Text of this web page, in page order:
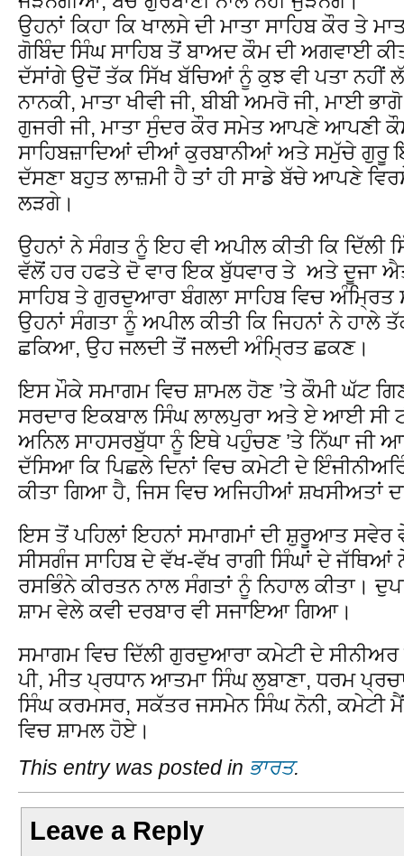
ਉਹਨਾਂ ਕਿਹਾ ਕਿ ਖਾਲਸੇ ਦੀ ਮਾਤਾ ਸਾਹਿਬ ਕੌਰ ਤੇ
ਗੋਬਿੰਦ ਸਿੰਘ ਸਾਹਿਬ ਤੋਂ ਬਾਅਦ ਕੌਮ ਦੀ ਅਗਵਾਈ
ਦੱਸਾਂਗੇ ਉਦੋਂ ਤੱਕ ਸਿੱਖ ਬੱਚਿਆਂ ਨੂੰ ਕੁਝ ਵੀ ਪਤਾ ਨਹੀਂ
ਨਾਨਕੀ, ਮਾਤਾ ਖੀਵੀ ਜੀ, ਬੀਬੀ ਅਮਰੋ ਜੀ, ਮਾਈ
ਗੁਜਰੀ ਜੀ, ਮਾਤਾ ਸੁੰਦਰ ਕੌਰ ਸਮੇਤ ਆਪਣੇ ਆਪਣੀ
ਸਾਹਿਬਜ਼ਾਦਿਆਂ ਦੀਆਂ ਕੁਰਬਾਨੀਆਂ ਅਤੇ ਸਮੁੱਚੇ ਗੁਰੂ
ਦੱਸਣਾ ਬਹੁਤ ਲਾਜ਼ਮੀ ਹੈ ਤਾਂ ਹੀ ਸਾਡੇ ਬੱਚੇ ਆਪਣੇ
ਲੜਗੇ।
ਉਹਨਾਂ ਨੇ ਸੰਗਤ ਨੂੰ ਇਹ ਵੀ ਅਪੀਲ ਕੀਤੀ ਕਿ
ਵੱਲੋਂ ਹਰ ਹਫਤੇ ਦੋ ਵਾਰ ਇਕ ਬੁੱਧਵਾਰ ਤੇ ਅਤੇ ਦੂਜਾ
ਸਾਹਿਬ ਤੇ ਗੁਰਦੁਆਰਾ ਬੰਗਲਾ ਸਾਹਿਬ ਵਿਚ
ਉਹਨਾਂ ਸੰਗਤਾ ਨੂੰ ਅਪੀਲ ਕੀਤੀ ਕਿ ਜਿਹਨਾਂ ਨੇ ਹਾਲੇ
ਛਕਿਆ, ਉਹ ਜਲਦੀ ਤੋਂ ਜਲਦੀ ਅੰਮ੍ਰਿਤ ਛਕਣ।
ਇਸ ਮੌਕੇ ਸਮਾਗਮ ਵਿਚ ਸ਼ਾਮਲ ਹੋਣ ’ਤੇ ਕੌਮੀ ਘੱਟ
ਸਰਦਾਰ ਇਕਬਾਲ ਸਿੰਘ ਲਾਲਪੁਰਾ ਅਤੇ ਏ ਆਈ ਸੀ
ਅਨਿਲ ਸਾਹਸਰਬੁੱਧਾ ਨੂੰ ਇਥੇ ਪਹੁੰਚਣ ’ਤੇ ਨਿੱਘਾ ਜੀ
ਦੱਸਿਆ ਕਿ ਪਿਛਲੇ ਦਿਨਾਂ ਵਿਚ ਕਮੇਟੀ ਦੇ
ਕੀਤਾ ਗਿਆ ਹੈ, ਜਿਸ ਵਿਚ ਅਜਿਹੀਆਂ ਸ਼ਖਸੀਅਤਾਂ
ਇਸ ਤੋਂ ਪਹਿਲਾਂ ਇਹਨਾਂ ਸਮਾਗਮਾਂ ਦੀ ਸ਼ੁਰੂਆਤ
ਸੀਸਗੰਜ ਸਾਹਿਬ ਦੇ ਵੱਖ-ਵੱਖ ਰਾਗੀ ਸਿੰਘਾਂ ਦੇ ਜੱਥਿਆਂ
ਰਸਭਿੰਨੇ ਕੀਰਤਨ ਨਾਲ ਸੰਗਤਾਂ ਨੂੰ ਨਿਹਾਲ ਕੀਤਾ।
ਸ਼ਾਮ ਵੇਲੇ ਕਵੀ ਦਰਬਾਰ ਵੀ ਸਜਾਇਆ ਗਿਆ।
ਸਮਾਗਮ ਵਿਚ ਦਿੱਲੀ ਗੁਰਦੁਆਰਾ ਕਮੇਟੀ ਦੇ
ਪੀ, ਮੀਤ ਪ੍ਰਧਾਨ ਆਤਮਾ ਸਿੰਘ ਲੁਬਾਣਾ, ਧਰਮ
ਸਿੰਘ ਕਰਮਸਰ, ਸਕੱਤਰ ਜਸਮੇਨ ਸਿੰਘ ਨੋਨੀ, ਕਮੇਟੀ
ਵਿਚ ਸ਼ਾਮਲ ਹੋਏ।
This entry was posted in ਭਾਰਤ.
Leave a Reply